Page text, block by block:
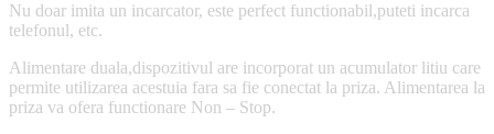
Nu doar imita un incarcator, este perfect functionabil,puteti incarca
telefonul, etc.
Alimentare duala,dispozitivul are incorporat un acumulator litiu care
permite utilizarea acestuia fara sa fie conectat la priza. Alimentarea la
priza va ofera functionare Non – Stop.